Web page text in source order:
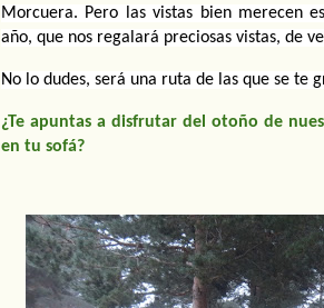
Morcuera. Pero las vistas bien merecen
año, que nos regalará preciosas vistas, de
No lo dudes, será una ruta de las que se te
¿Te apuntas a disfrutar del otoño de
en tu sofá?